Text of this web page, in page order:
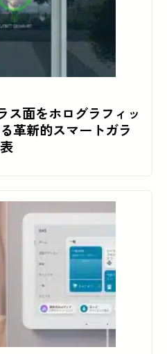
ス面をホログラフィッ
革新的スマートガラ